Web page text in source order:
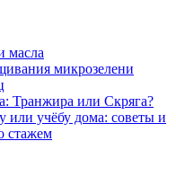
масла
микрозелени
Транжира или Скряга?
или учёбу дома: советы и
стажем